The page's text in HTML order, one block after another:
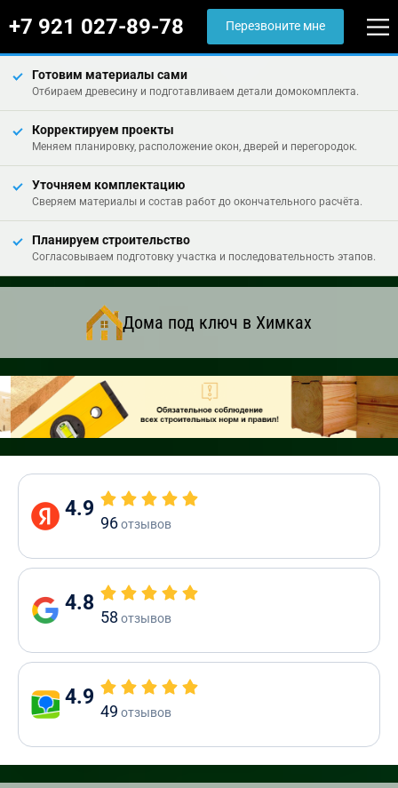
+7 921 027-89-78 Перезвоните мне
Готовим материалы сами
Отбираем древесину и подготавливаем детали домокомплекта.
Корректируем проекты
Меняем планировку, расположение окон, дверей и перегородок.
Уточняем комплектацию
Сверяем материалы и состав работ до окончательного расчёта.
Планируем строительство
Согласовываем подготовку участка и последовательность этапов.
Дома под ключ в Химках
4.9
96отзывов
4.8
58 отзывов
4.9
49 отзывов